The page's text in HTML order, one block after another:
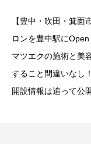
【豊中・吹田・箕
ロンを豊中駅にOpen
マツエクの施術と美
すること間違いなし！
開設情報は追って公